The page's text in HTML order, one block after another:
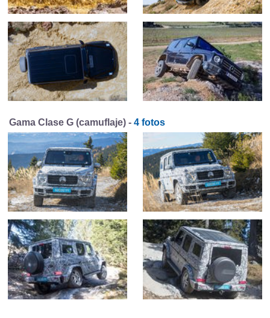
Gama Clase G (camuflaje) - 4 fotos